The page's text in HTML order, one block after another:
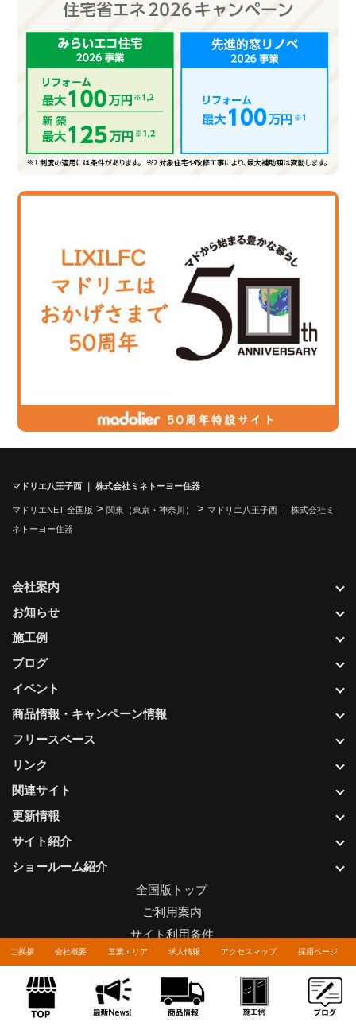
ご挨拶 会社概要 営業エリア 求人情報 アクセスマップ 採用ページ
マドリエ八王子西 ｜ 株式会社ミネトーヨー住器
マドリエNET 全国版 > 関東（東京・神奈川） > マドリエ八王子西 ｜ 株式会社ミ
ネトーヨー住器
更新情報
サイト紹介
ショールーム紹介
会社案内
お知らせ
施工例
ブログ
イベント
商品情報・キャンペーン情報
フリースペース
リンク
関連サイト
全国版トップ
ご利用案内
サイト利用条件
プライバシーポリシー
関連リンク
お問い合わせについて